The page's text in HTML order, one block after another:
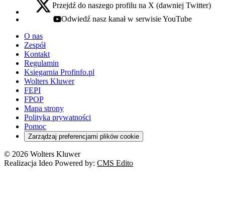
x - otwiera się w nowej karcie
Przejdź do naszego profilu na X (dawniej Twitter)
youtube - otwiera się w nowej karcie
Odwiedź nasz kanał w serwisie YouTube
O nas
Zespół
Kontakt
Regulamin
Księgarnia Profinfo.pl
Wolters Kluwer
FEPI
FPOP
Mapa strony
Polityka prywatności
Pomoc
Zarządzaj preferencjami plików cookie
© 2026 Wolters Kluwer
Realizacja Ideo Powered by: CMS Edito